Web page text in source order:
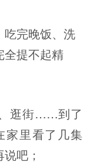
吃完晚饭、洗
全提不起精
逛街……到了
家里看了几集
吧；